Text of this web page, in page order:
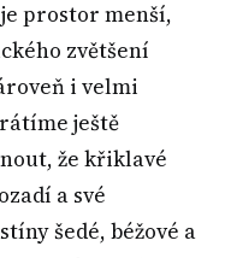
prostor menší,
zvětšení
i velmi
ještě
že křiklavé
a své
šedé, béžové a